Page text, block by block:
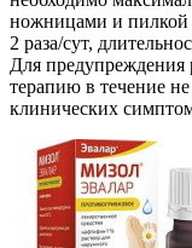
ножницами и пилкой
2 раза/сут,
Для предупреждения
терапию в течение
клинических